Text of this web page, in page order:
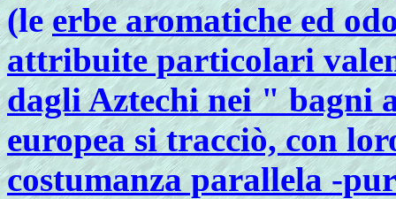
(leerbe aromatiche ed
attribuite particolari
dagli Aztechi nei " bagni
europea si tracciò, con
costumanza parallela -